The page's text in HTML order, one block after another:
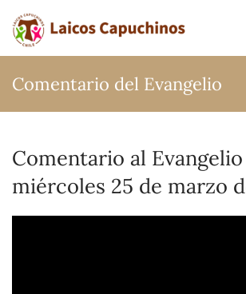
Ir al contenido principal
Comentario del Evangelio
Comentario al
miércoles 25 de marzo